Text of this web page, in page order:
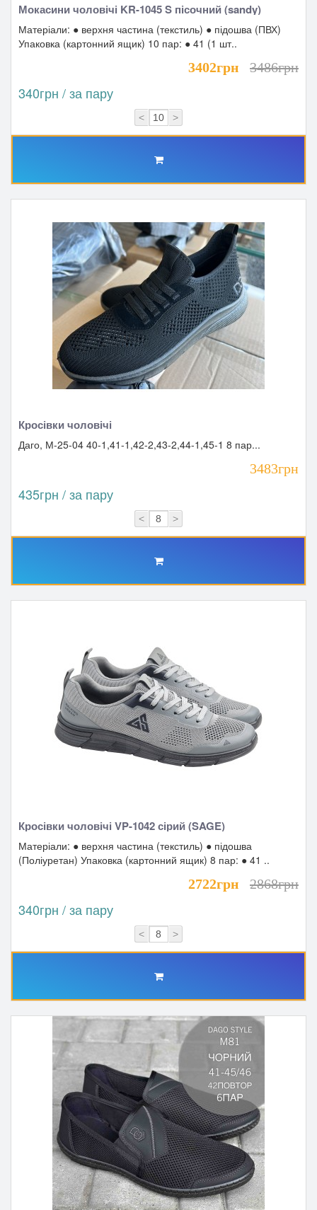
Мокасини чоловічі KR-1045 S пісочний (sandy)
Матеріали: ● верхня частина (текстиль) ● підошва (ПВХ)
Упаковка (картонний ящик) 10 пар: ● 41 (1 шт..
3402грн 3486грн
340грн / за пару
< >
Кросівки чоловічі
Даго, М-25-04 40-1,41-1,42-2,43-2,44-1,45-1 8 пар...
3483грн
435грн / за пару
< >
Кросівки чоловічі VP-1042 сірий (SAGE)
Матеріали: ● верхня частина (текстиль) ● підошва
(Поліуретан) Упаковка (картонний ящик) 8 пар: ● 41 ..
2722грн 2868грн
340грн / за пару
< >